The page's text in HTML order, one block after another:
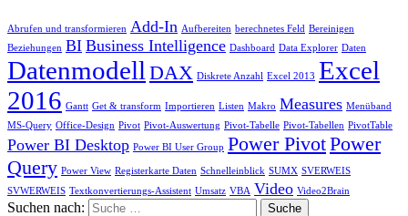
Abrufen und transformieren Add-In Aufbereiten berechnetes Feld Bereinigen
Beziehungen BI Business Intelligence Dashboard Data Explorer Daten
Datenmodell DAX Diskrete Anzahl Excel 2013 Excel
2016 Gantt Get & transform Importieren Listen Makro Measures Menüband
MS-Query Office-Design Pivot Pivot-Auswertung Pivot-Tabelle Pivot-Tabellen PivotTable
Power BI Desktop Power BI User Group Power PivotPower
Query Power View Registerkarte Daten Schnelleinblick SUMX SVERWEIS
SVWERWEIS Textkonvertierungs-Assistent Umsatz VBA Video Video2Brain
Suchen nach: